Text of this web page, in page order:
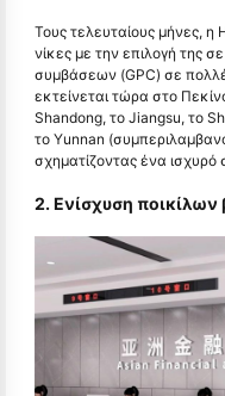
Τους τελευταίους μήνες, η
νίκες με την επιλογή της
συμβάσεων (GPC) σε
εκτείνεται τώρα στο
Shandong, το Jiangsu, το
το Yunnan
σχηματίζοντας ένα ισχυρό
2. Ενίσχυση ποικίλων